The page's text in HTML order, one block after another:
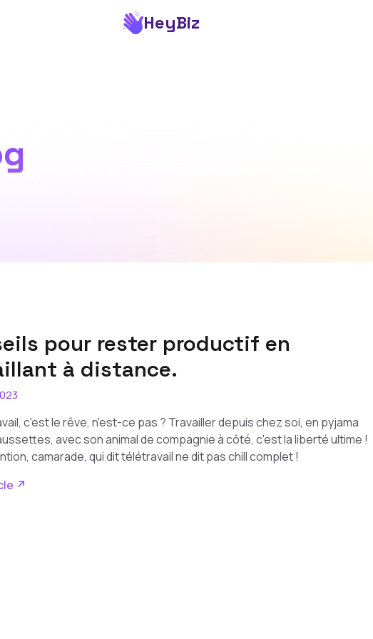
HeyBiz
pour rester productif en
à distance.
c'est le rêve, n'est-ce pas ? Travailler depuis chez soi, en pyjama
avec son animal de compagnie à côté, c'est la liberté ultime !
camarade, qui dit télétravail ne dit pas chill complet !
↗